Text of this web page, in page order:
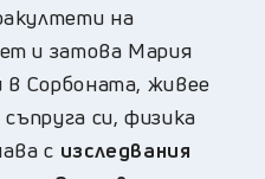
на
и затова Мария
в Сорбоната, живее
си, физика
с изследвания